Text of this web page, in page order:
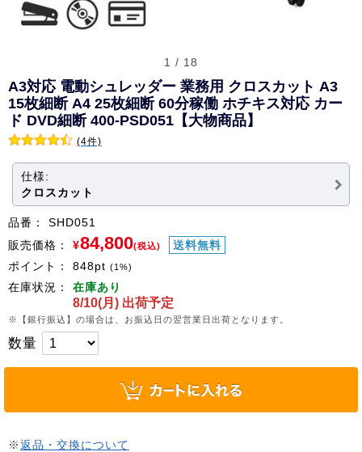
1 / 18
A3対応 電動シュレッダー 業務用 クロスカット A3
15枚細断 A4 25枚細断 60分稼働 ホチキス対応 カー
ド DVD細断 400-PSD051【大物商品】
(4件)
仕様:
クロスカット
品番：
SHD051
販売価格：
¥84,800(税込)
送料無料
ポイント：
848pt (1%)
在庫状況： 在庫あり
8/10(月) 出荷予定
※【銀行振込】の場合は、お振込日の翌営業日出荷となります。
数量
※返品・交換について